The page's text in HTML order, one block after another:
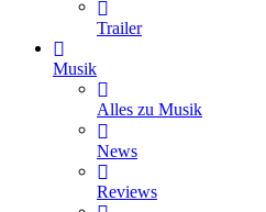
Trailer
Musik
Alles zu Musik
News
Reviews